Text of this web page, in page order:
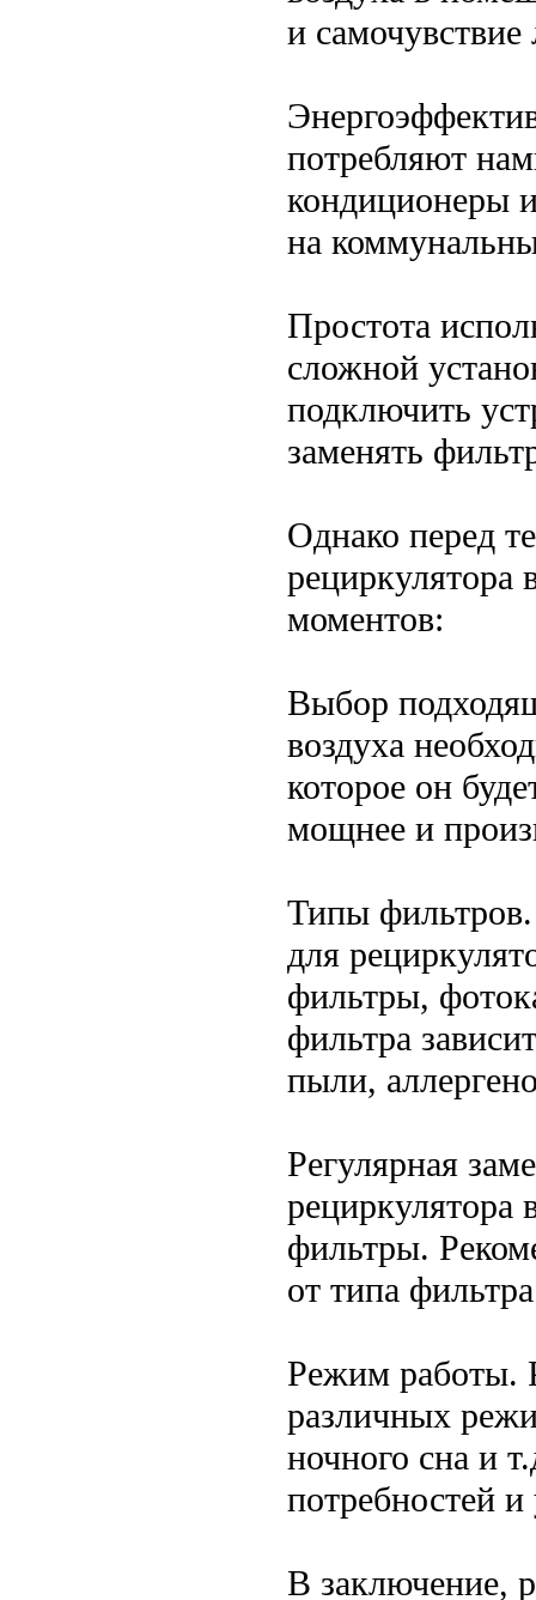
и
потребляют
кондиционеры
на
Простота
сложной
подключить
заменять
Однако перед
рециркулятора
моментов:
Выбор
воздуха
которое он
мощнее и
Типы
для
фильтры,
фильтра
пыли,
Регулярная
рециркулятора
фильтры.
от типа
Режим работы.
различных
ночного сна и
потребностей и
В заключение,